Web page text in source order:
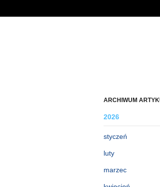
ARCHIWUM
2026
styczeń
luty
marzec